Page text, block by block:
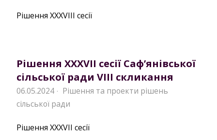
Рішення XXXVIII сесії
Рішення XXXVII сесії Саф’янівської
сільської ради VIII скликання
06.05.2024 · Рішення та проекти рішень
сільської ради
Рішення XXXVII сесії